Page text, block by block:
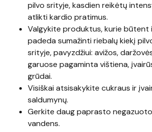
pilvo srityje, kasdien reikėtų
atlikti kardio pratimus.
Valgykite produktus, kurie būtent
padeda sumažinti riebalų kiekį
srityje, pavyzdžiui: avižos,
garuose pagaminta vištiena,
grūdai.
Visiškai atsisakykite cukraus ir
saldumynų.
Gerkite daug paprasto negazuoto
vandens.